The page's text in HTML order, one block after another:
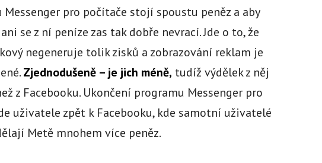
pro počítače stojí spoustu peněz a aby
se z ní peníze zas tak dobře nevrací. Jde o to, že
negeneruje tolik zisků a zobrazování reklam je
Zjednodušeně – je jich méně, tudíž výdělek z něj
z Facebooku. Ukončení programu Messenger pro
uživatele zpět k Facebooku, kde samotní uživatelé
Metě mnohem více peněz.